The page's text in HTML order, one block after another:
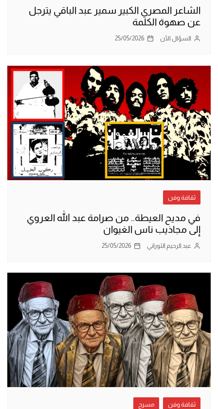
الشاعر المصري الكبير سمير عبد الباقي يترجل
عن صهوة الكلمة
السؤال الآن 25/05/2026
ثقافة وفن
في مديح العيطة.. من صرامة عبد الله العروي
إلى مجاذيب ناس الغيوان
عبد الرحيم التوراني 25/05/2026
ثقافة وفن مسرح